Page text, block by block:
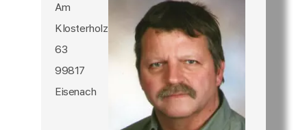
Am
Klosterholz
63
99817
Eisenach